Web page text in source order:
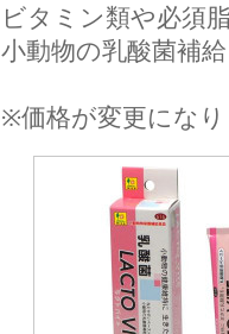
ビタミン類や必須
小動物の乳酸菌補
※価格が変更にな